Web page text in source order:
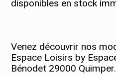
disponibles en stock
Venez découvrir nos
Espace Loisirs by
Bénodet 29000 Quimper.